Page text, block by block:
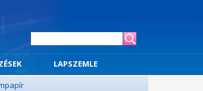
LAPSZEMLE